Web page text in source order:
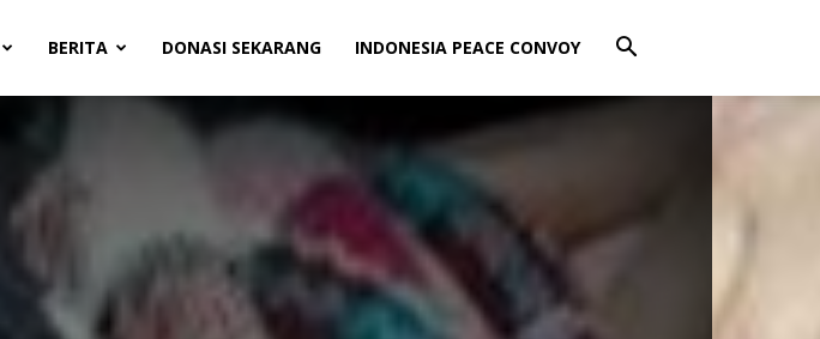
BERITA DONASI SEKARANG INDONESIA PEACE CONVOY